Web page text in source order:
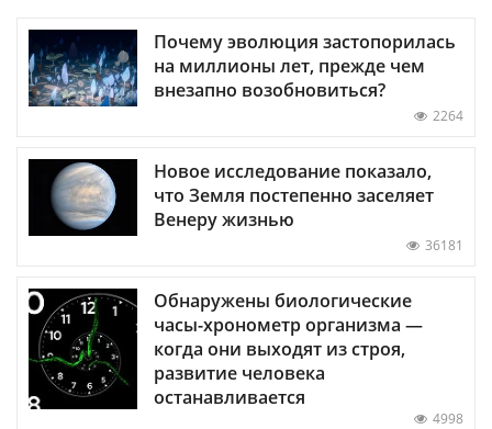
Почему эволюция застопорилась
на миллионы лет, прежде чем
внезапно возобновиться?
2264
Новое исследование показало,
что Земля постепенно заселяет
Венеру жизнью
36181
Обнаружены биологические
часы-хронометр организма —
когда они выходят из строя,
развитие человека
останавливается
4998